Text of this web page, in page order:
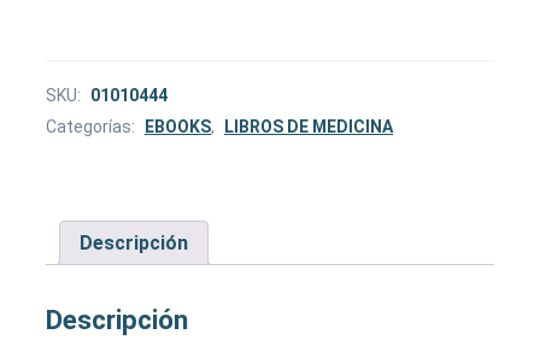
SKU:
01010444
Categorías:
EBOOKS, LIBROS DE MEDICINA
Descripción
Descripción